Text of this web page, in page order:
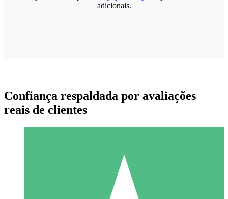
Pacotes de Créditos Individuais
adicionais.
Confiança respaldada por avaliações
reais de clientes